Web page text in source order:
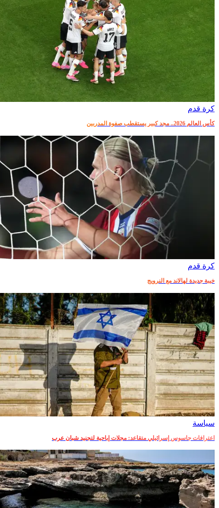
كرة قدم
كأس العالم 2026.. مجد كبير يستقطب صفوة المدربين
كرة قدم
خيبة جديدة لهالاند مع النرويج
سياسة
اعترافات جاسوس إسرائيلي متقاعد: مجلات إباحية لتجنيد شبان عرب